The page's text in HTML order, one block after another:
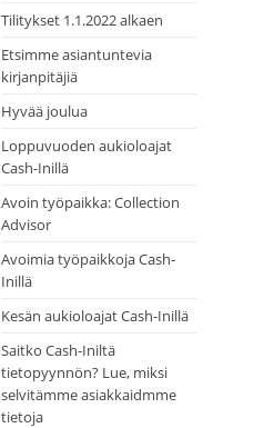
Tilitykset 1.1.2022 alkaen
Etsimme asiantuntevia
kirjanpitäjiä
Hyvää joulua
Loppuvuoden aukioloajat
Cash-Inillä
Avoin työpaikka: Collection
Advisor
Avoimia työpaikkoja Cash-
Inillä
Kesän aukioloajat Cash-Inillä
Saitko Cash-Iniltä
tietopyynnön? Lue, miksi
selvitämme asiakkaidmme
tietoja